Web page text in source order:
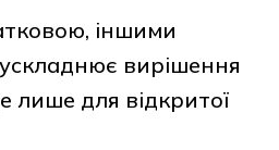
іншими
вирішення
лише для відкритої